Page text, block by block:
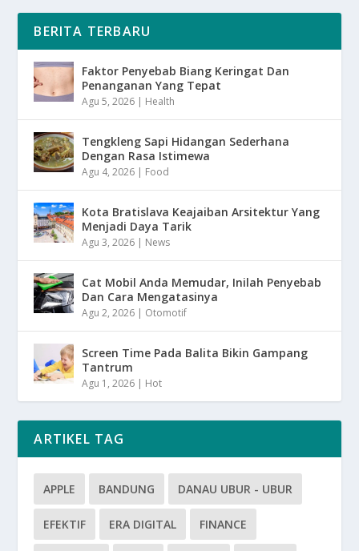
BERITA TERBARU
Faktor Penyebab Biang Keringat Dan
Penanganan Yang Tepat
Agu 5, 2026 | Health
Tengkleng Sapi Hidangan Sederhana
Dengan Rasa Istimewa
Agu 4, 2026 | Food
Kota Bratislava Keajaiban Arsitektur Yang
Menjadi Daya Tarik
Agu 3, 2026 | News
Cat Mobil Anda Memudar, Inilah Penyebab
Dan Cara Mengatasinya
Agu 2, 2026 | Otomotif
Screen Time Pada Balita Bikin Gampang
Tantrum
Agu 1, 2026 | Hot
ARTIKEL TAG
APPLE BANDUNG DANAU UBUR - UBUR
EFEKTIF ERA DIGITAL FINANCE